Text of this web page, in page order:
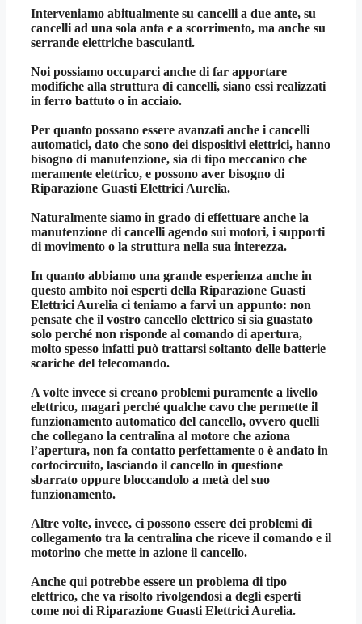
Interveniamo abitualmente su cancelli a due ante, su
cancelli ad una sola anta e a scorrimento, ma anche su
serrande elettriche basculanti.
Noi possiamo occuparci anche di far apportare
modifiche alla struttura di cancelli, siano essi realizzati
in ferro battuto o in acciaio.
Per quanto possano essere avanzati anche i cancelli
automatici, dato che sono dei dispositivi elettrici, hanno
bisogno di manutenzione, sia di tipo meccanico che
meramente elettrico, e possono aver bisogno di
Riparazione Guasti Elettrici Aurelia.
Naturalmente siamo in grado di effettuare anche la
manutenzione di cancelli agendo sui motori, i supporti
di movimento o la struttura nella sua interezza.
In quanto abbiamo una grande esperienza anche in
questo ambito noi esperti della Riparazione Guasti
Elettrici Aurelia ci teniamo a farvi un appunto: non
pensate che il vostro cancello elettrico si sia guastato
solo perché non risponde al comando di apertura,
molto spesso infatti può trattarsi soltanto delle batterie
scariche del telecomando.
A volte invece si creano problemi puramente a livello
elettrico, magari perché qualche cavo che permette il
funzionamento automatico del cancello, ovvero quelli
che collegano la centralina al motore che aziona
l’apertura, non fa contatto perfettamente o è andato in
cortocircuito, lasciando il cancello in questione
sbarrato oppure bloccandolo a metà del suo
funzionamento.
Altre volte, invece, ci possono essere dei problemi di
collegamento tra la centralina che riceve il comando e il
motorino che mette in azione il cancello.
Anche qui potrebbe essere un problema di tipo
elettrico, che va risolto rivolgendosi a degli esperti
come noi di Riparazione Guasti Elettrici Aurelia.